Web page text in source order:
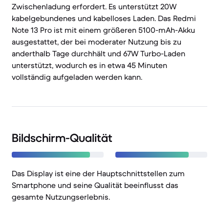
Zwischenladung erfordert. Es unterstützt 20W
kabelgebundenes und kabelloses Laden. Das Redmi
Note 13 Pro ist mit einem größeren 5100-mAh-Akku
ausgestattet, der bei moderater Nutzung bis zu
anderthalb Tage durchhält und 67W Turbo-Laden
unterstützt, wodurch es in etwa 45 Minuten
vollständig aufgeladen werden kann.
Bildschirm-Qualität
Das Display ist eine der Hauptschnittstellen zum
Smartphone und seine Qualität beeinflusst das
gesamte Nutzungserlebnis.